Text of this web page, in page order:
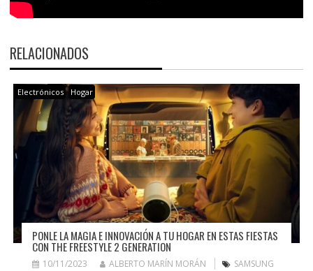
RELACIONADOS
Electrónicos Hogar
PONLE LA MAGIA E INNOVACIÓN A TU HOGAR EN ESTAS FIESTAS
CON THE FREESTYLE 2 GENERATION
10/11/2023 ALBERTO MARÍN MORÁN SAMSUNG